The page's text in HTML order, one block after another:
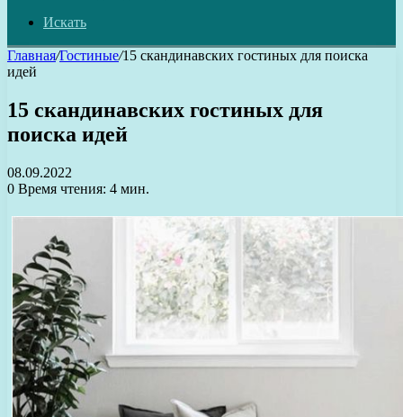
Искать
Главная/Гостиные/15 скандинавских гостиных для поиска
идей
15 скандинавских гостиных для
поиска идей
08.09.2022
0 Время чтения: 4 мин.